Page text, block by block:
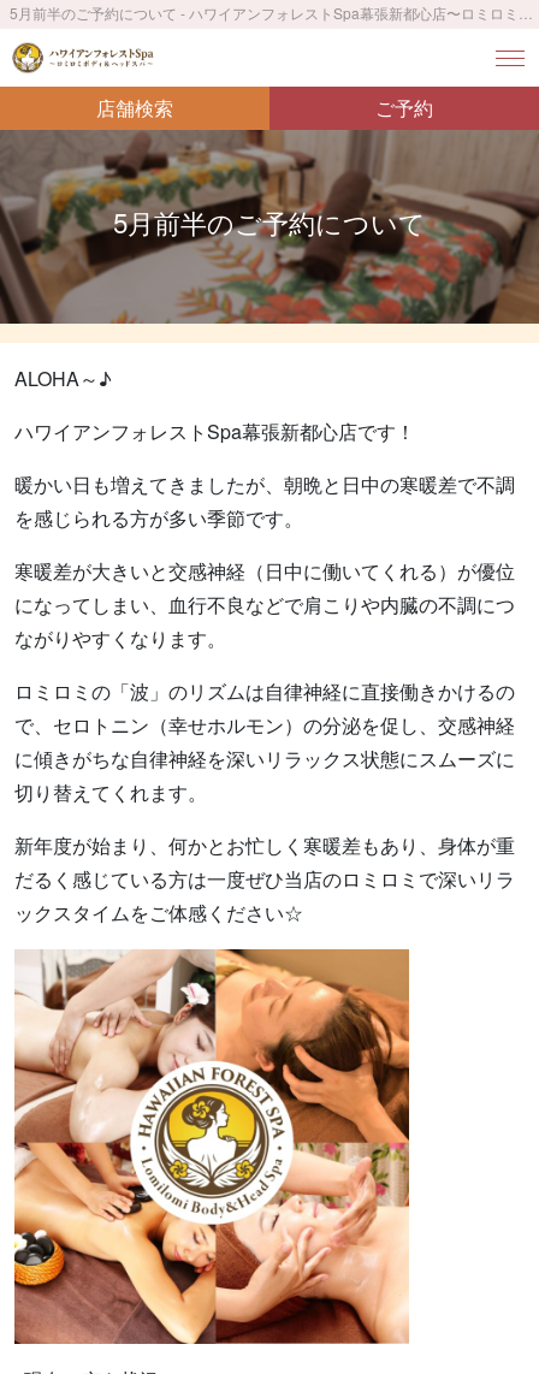
店舗検索 ご予約
5月前半のご予約について
ALOHA～♪
ハワイアンフォレストSpa幕張新都心店です！
暖かい日も増えてきましたが、朝晩と日中の寒暖差で不調
を感じられる方が多い季節です。
寒暖差が大きいと交感神経（日中に働いてくれる）が優位
になってしまい、血行不良などで肩こりや内臓の不調につ
ながりやすくなります。
ロミロミの「波」のリズムは自律神経に直接働きかけるの
で、セロトニン（幸せホルモン）の分泌を促し、交感神経
に傾きがちな自律神経を深いリラックス状態にスムーズに
切り替えてくれます。
新年度が始まり、何かとお忙しく寒暖差もあり、身体が重
だるく感じている方は一度ぜひ当店のロミロミで深いリラ
ックスタイムをご体感ください☆